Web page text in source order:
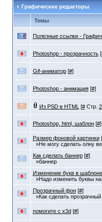
Графические редакторы
Темы
Полезные ссылки -
Photoshop - прозрачность[
Gif-аниматор[#]
Photoshop - анимация[#]
Из PSD в HTML [#Стр. 2
Photoshop, html, шаблон[#]
Размер фоновой картинки[
»Не могу сделать олну
Как сделать баннер[#]
»баннер
Изменение букв в шаблоне
»Надо изменить буквы
Прозрачный фон[#]
»Как сделать
помогите с x3d[#]